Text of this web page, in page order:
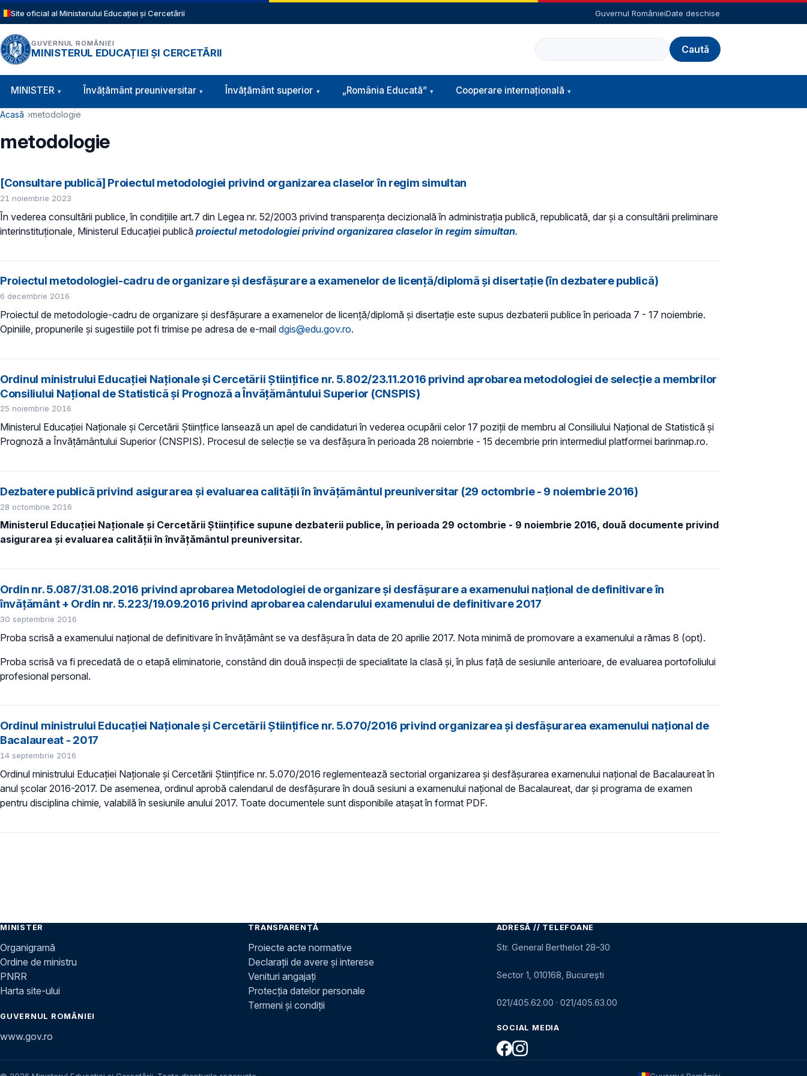
Sari la conținutul principal
Site oficial al Ministerului Educației și Cercetării Guvernul RomânieiDate deschise
GUVERNUL ROMÂNIEI
MINISTERUL EDUCAȚIEI ȘI CERCETĂRII
Caută
Navigație principală
MINISTER Învăţământ preuniversitar Învățământ superior „România Educată” Cooperare internațională
Cale de navigare
Acasă metodologie
metodologie
[Consultare publică] Proiectul metodologiei privind organizarea claselor în regim simultan
21 noiembrie 2023
În vederea consultării publice, în condiţiile art.7 din Legea nr. 52/2003 privind transparenţa decizională în administraţia publică, republicată, dar și a consultării preliminare
interinstituționale, Ministerul Educaţiei publică proiectul metodologiei privind organizarea claselor în regim simultan.
Proiectul metodologiei-cadru de organizare şi desfăşurare a examenelor de licenţă/diplomă şi disertaţie (în dezbatere publică)
6 decembrie 2016
Proiectul de metodologie-cadru de organizare şi desfăşurare a examenelor de licenţă/diplomă şi disertaţie este supus dezbaterii publice în perioada 7 - 17 noiembrie.
Opiniile, propunerile și sugestiile pot fi trimise pe adresa de e-mail dgis@edu.gov.ro.
Ordinul ministrului Educației Naționale și Cercetării Științifice nr. 5.802/23.11.2016 privind aprobarea metodologiei de selecție a membrilor
Consiliului Național de Statistică și Prognoză a Învățământului Superior (CNSPIS)
25 noiembrie 2016
Ministerul Educației Naționale și Cercetării Științfice lansează un apel de candidaturi în vederea ocupării celor 17 poziții de membru al Consiliului Național de Statistică și
Prognoză a Învățământului Superior (CNSPIS). Procesul de selecție se va desfășura în perioada 28 noiembrie - 15 decembrie prin intermediul platformei barinmap.ro.
Dezbatere publică privind asigurarea și evaluarea calității în învățământul preuniversitar (29 octombrie - 9 noiembrie 2016)
28 octombrie 2016
Ministerul Educației Naționale și Cercetării Științifice supune dezbaterii publice, în perioada 29 octombrie - 9 noiembrie 2016, două documente privind
asigurarea și evaluarea calității în învățământul preuniversitar.
Ordin nr. 5.087/31.08.2016 privind aprobarea Metodologiei de organizare şi desfăşurare a examenului naţional de definitivare în
învăţământ + Ordin nr. 5.223/19.09.2016 privind aprobarea calendarului examenului de definitivare 2017
30 septembrie 2016
Proba scrisă a examenului naţional de definitivare în învăţământ se va desfăşura în data de 20 aprilie 2017. Nota minimă de promovare a examenului a rămas 8 (opt).
Proba scrisă va fi precedată de o etapă eliminatorie, constând din două inspecţii de specialitate la clasă şi, în plus faţă de sesiunile anterioare, de evaluarea portofoliului
profesional personal.
Ordinul ministrului Educaţiei Naţionale şi Cercetării Ştiinţifice nr. 5.070/2016 privind organizarea şi desfăşurarea examenului naţional de
Bacalaureat - 2017
14 septembrie 2016
Ordinul ministrului Educaţiei Naţionale şi Cercetării Ştiinţifice nr. 5.070/2016 reglementează sectorial organizarea și desfășurarea examenului naţional de Bacalaureat în
anul școlar 2016-2017. De asemenea, ordinul aprobă calendarul de desfășurare în două sesiuni a examenului naţional de Bacalaureat, dar şi programa de examen
pentru disciplina chimie, valabilă în sesiunile anului 2017. Toate documentele sunt disponibile ataşat în format PDF.
MINISTER
Organigramă
Ordine de ministru
PNRR
Harta site-ului
GUVERNUL ROMÂNIEI
www.gov.ro
TRANSPARENȚĂ
Proiecte acte normative
Declarații de avere și interese
Venituri angajați
Protecția datelor personale
Termeni și condiții
ADRESĂ // TELEFOANE
Str. General Berthelot 28–30
Sector 1, 010168, București
021/405.62.00 · 021/405.63.00
SOCIAL MEDIA